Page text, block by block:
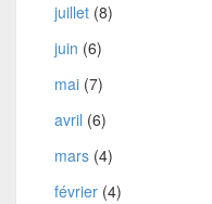
juillet (8)
juin (6)
mai (7)
avril (6)
mars (4)
février (4)